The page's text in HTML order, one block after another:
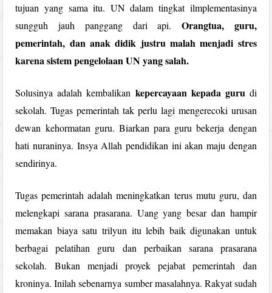
tujuan yang sama itu. UN dalam tingkat ilmplementasinya
sungguh jauh panggang dari api. Orangtua, guru,
pemerintah, dan anak didik justru malah menjadi stres
karena sistem pengelolaan UN yang salah.
Solusinya adalah kembalikan kepercayaan kepada guru di
sekolah. Tugas pemerintah tak perlu lagi mengerecoki urusan
dewan kehormatan guru. Biarkan para guru bekerja dengan
hati nuraninya. Insya Allah pendidikan ini akan maju dengan
sendirinya.
Tugas pemerintah adalah meningkatkan terus mutu guru, dan
melengkapi sarana prasarana. Uang yang besar dan hampir
memakan biaya satu trilyun itu lebih baik digunakan untuk
berbagai pelatihan guru dan perbaikan sarana prasarana
sekolah. Bukan menjadi proyek pejabat pemerintah dan
kroninya. Inilah sebenarnya sumber masalahnya. Rakyat sudah